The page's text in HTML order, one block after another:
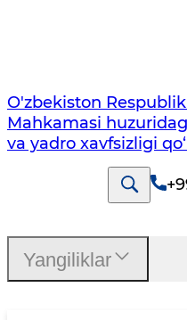
O'zbekiston
Mahkamasi
va yadro xavfsizligi
Yangiliklar